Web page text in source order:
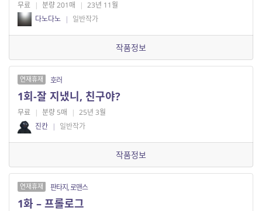
무료 | 분량 201매 | 23년 11월
다노다노 | 일반작가
작품정보
연재휴재 호러
1회-잘 지냈니, 친구야?
무료 | 분량 5매 | 25년 3월
진칸 | 일반작가
작품정보
연재휴재 판타지, 로맨스
1화 – 프롤로그